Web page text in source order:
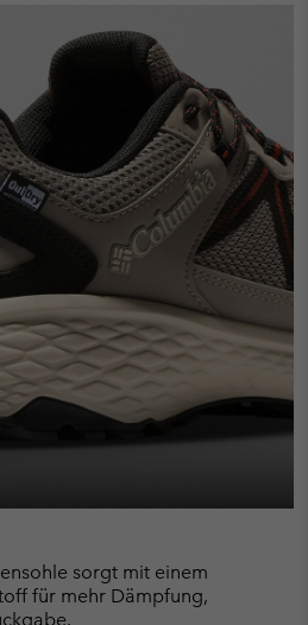
sorgt mit einem
für mehr Dämpfung,